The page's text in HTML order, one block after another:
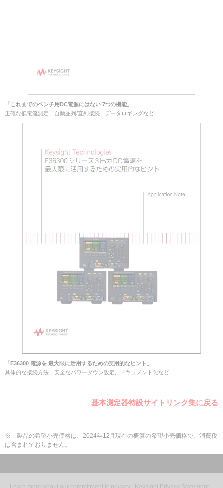
「これまでのベンチ用DC電源にはない 7つの機能」
正確な低電流測定、自動並列/直列接続、データロギングなど
「E36300 電源を 最大限に活用するための実用的なヒント」
具体的な接続方法、安全なパワーダウン設定、ドキュメント化など
基本測定器特設サイトリンク集に戻る
※ 製品の希望小売価格は、2024年12月現在の概算の希望小売価格で、消費税
は含まれておりません。